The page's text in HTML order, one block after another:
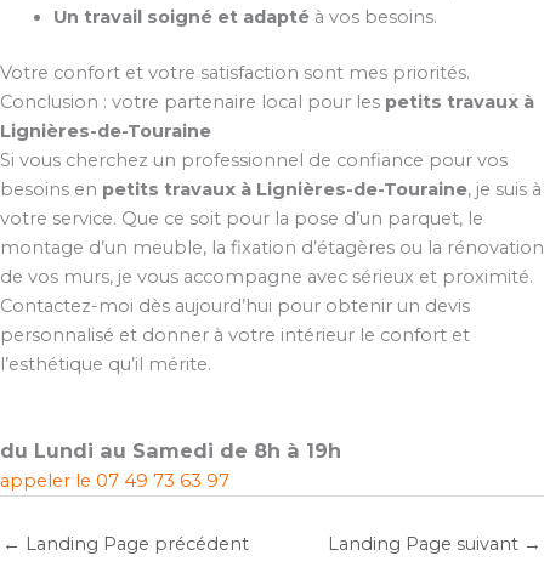
Un travail soigné et adaptéà vos besoins.
Votre confort et votre satisfaction sont mes priorités.
Conclusion : votre partenaire local pour les petits travaux à
Lignières-de-Touraine
Si vous cherchez un professionnel de confiance pour vos
besoins en petits travaux à Lignières-de-Touraine, je suis à
votre service. Que ce soit pour la pose d’un parquet, le
montage d’un meuble, la fixation d’étagères ou la rénovation
de vos murs, je vous accompagne avec sérieux et proximité.
Contactez-moi dès aujourd’hui pour obtenir un devis
personnalisé et donner à votre intérieur le confort et
l’esthétique qu’il mérite.
du Lundi au Samedi de 8h à 19h
appeler le 07 49 73 63 97
← Landing Page précédent Landing Page suivant →